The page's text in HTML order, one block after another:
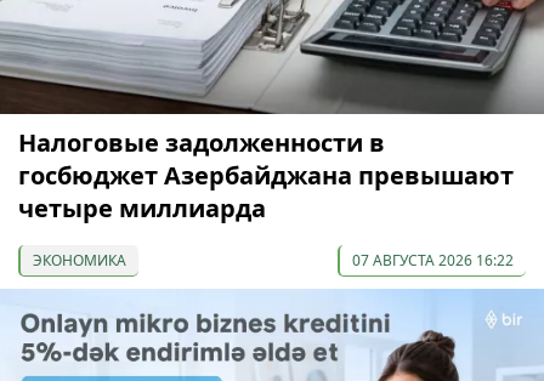
Налоговые задолженности в
госбюджет Азербайджана превышают
четыре миллиарда
ЭКОНОМИКА 07 АВГУСТА 2026 16:22